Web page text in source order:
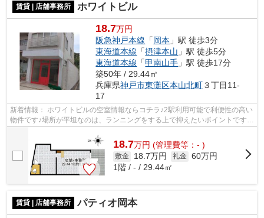
賃貸 | 店舗事務所 ホワイトビル
18.7万円
阪急神戸本線 「岡本 」駅 徒歩3分
東海道本線 「摂津本山 」駅 徒歩5分
東海道本線 「甲南山手 」駅 徒歩17分
築50年 / 29.44㎡
兵庫県神戸市東灘区本山北町３丁目11-
17
新着情報： ホワイトビルの空室情報ならコチラ♪2駅利用可能で利便性の高い
物件です♪場所が平坦なのは、ランニングをする上で抑えたいポイントですね
18.7万円 (管理費等：- )
敷金 18.7万円 礼金 60万円
1階 / - / 29.44㎡
賃貸 | 店舗事務所 パティオ岡本